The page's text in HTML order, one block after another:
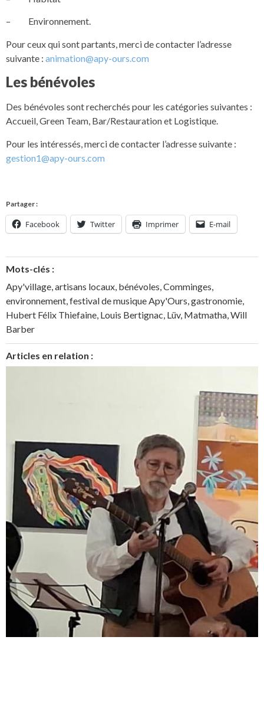
– Environnement.
Pour ceux qui sont partants, merci de contacter l’adresse
suivante : animation@apy-ours.com
Les bénévoles
Des bénévoles sont recherchés pour les catégories suivantes :
Accueil, Green Team, Bar/Restauration et Logistique.
Pour les intéressés, merci de contacter l’adresse suivante :
gestion1@apy-ours.com
Partager :
Facebook Twitter Imprimer E-mail
Mots-clés :
Apy'village,artisans locaux, bénévoles,Comminges,
environnement,festival de musique Apy'Ours,gastronomie,
Hubert Félix Thiefaine, Louis Bertignac, Lüv, Matmatha,Will
Barber
Articles en relation :